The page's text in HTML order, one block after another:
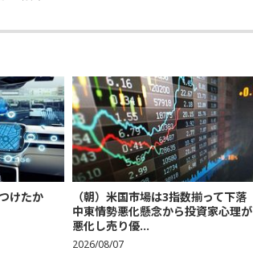
けたか
（朝）米国市場は3指数揃って下落
中東情勢悪化懸念から投資家心理が
悪化し売り優...
2026/08/07